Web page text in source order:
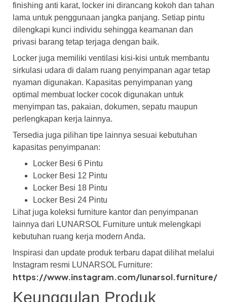
finishing anti karat, locker ini dirancang kokoh dan tahan
lama untuk penggunaan jangka panjang. Setiap pintu
dilengkapi kunci individu sehingga keamanan dan
privasi barang tetap terjaga dengan baik.
Locker juga memiliki ventilasi kisi-kisi untuk membantu
sirkulasi udara di dalam ruang penyimpanan agar tetap
nyaman digunakan. Kapasitas penyimpanan yang
optimal membuat locker cocok digunakan untuk
menyimpan tas, pakaian, dokumen, sepatu maupun
perlengkapan kerja lainnya.
Tersedia juga pilihan tipe lainnya sesuai kebutuhan
kapasitas penyimpanan:
Locker Besi 6 Pintu
Locker Besi 12 Pintu
Locker Besi 18 Pintu
Locker Besi 24 Pintu
Lihat juga koleksi furniture kantor dan penyimpanan
lainnya dari LUNARSOL Furniture untuk melengkapi
kebutuhan ruang kerja modern Anda.
Inspirasi dan update produk terbaru dapat dilihat melalui
Instagram resmi LUNARSOL Furniture:
https://www.instagram.com/lunarsol.furniture/
Keunggulan Produk